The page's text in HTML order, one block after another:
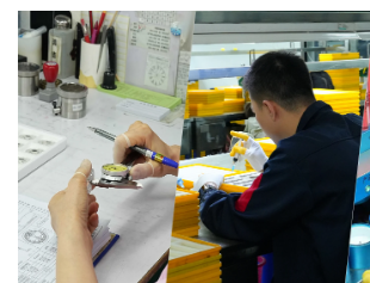
pozlavljenih rešitev. Odkrijte vpogled v
meri za blagovne znamke.